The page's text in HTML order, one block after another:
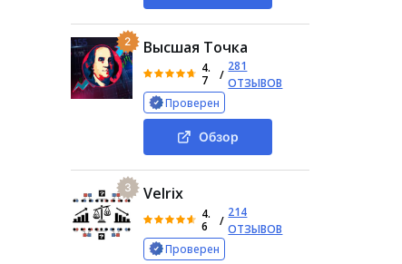
2 Высшая Точка
4.
7
/
281
ОТЗЫВОВ
Проверен
Обзор
3 Velrix
4.
6
/
214
ОТЗЫВОВ
Проверен